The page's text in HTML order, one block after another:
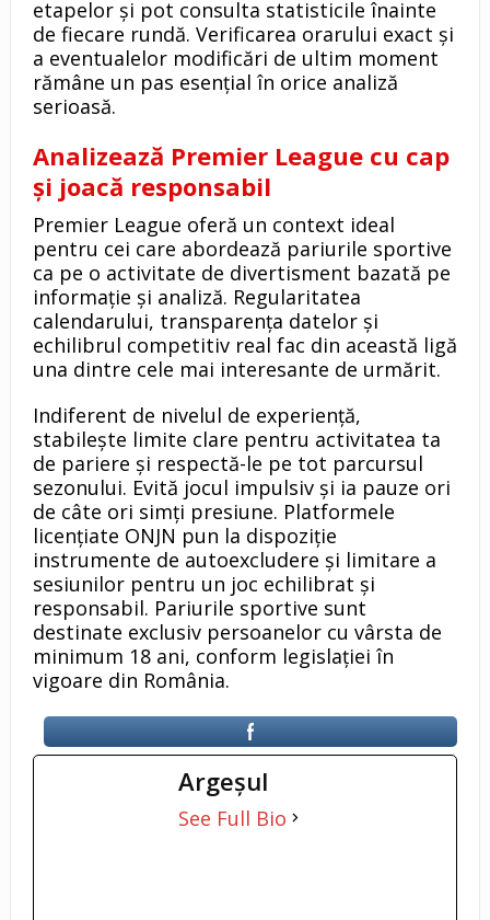
etapelor și pot consulta statisticile înainte
de fiecare rundă. Verificarea orarului exact și
a eventualelor modificări de ultim moment
rămâne un pas esențial în orice analiză
serioasă.
Analizează Premier League cu cap
și joacă responsabil
Premier League oferă un context ideal
pentru cei care abordează pariurile sportive
ca pe o activitate de divertisment bazată pe
informație și analiză. Regularitatea
calendarului, transparența datelor și
echilibrul competitiv real fac din această ligă
una dintre cele mai interesante de urmărit.
Indiferent de nivelul de experiență,
stabilește limite clare pentru activitatea ta
de pariere și respectă-le pe tot parcursul
sezonului. Evită jocul impulsiv și ia pauze ori
de câte ori simți presiune. Platformele
licențiate ONJN pun la dispoziție
instrumente de autoexcludere și limitare a
sesiunilor pentru un joc echilibrat și
responsabil. Pariurile sportive sunt
destinate exclusiv persoanelor cu vârsta de
minimum 18 ani, conform legislației în
vigoare din România.
Argeşul
See Full Bio